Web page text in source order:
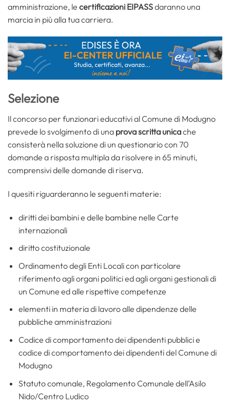
amministrazione, le certificazioni EIPASSdaranno una
marcia in più alla tua carriera.
Selezione
Il concorso per funzionari educativi al Comune di Modugno
prevede lo svolgimento di una prova scritta unicache
consisterà nella soluzione di un questionario con 70
domande a risposta multipla da risolvere in 65 minuti,
comprensivi delle domande di riserva.
I quesiti riguarderanno le seguenti materie:
diritti dei bambini e delle bambine nelle Carte
internazionali
diritto costituzionale
Ordinamento degli Enti Locali con particolare
riferimento agli organi politici ed agli organi gestionali di
un Comune ed alle rispettive competenze
elementi in materia di lavoro alle dipendenze delle
pubbliche amministrazioni
Codice di comportamento dei dipendenti pubblici e
codice di comportamento dei dipendenti del Comune di
Modugno
Statuto comunale, Regolamento Comunale dell’Asilo
Nido/Centro Ludico